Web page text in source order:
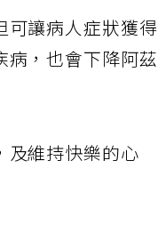
可讓病人症狀獲得
，也會下降阿茲
及維持快樂的心